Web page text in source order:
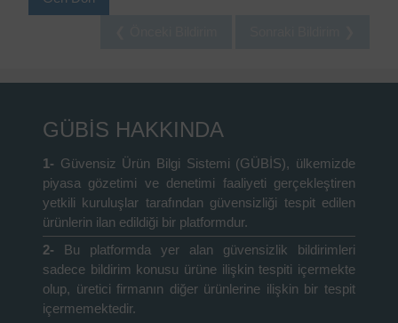
GÜBİS HAKKINDA
1- Güvensiz Ürün Bilgi Sistemi (GÜBİS), ülkemizde
piyasa gözetimi ve denetimi faaliyeti gerçekleştiren
yetkili kuruluşlar tarafından güvensizliği tespit edilen
ürünlerin ilan edildiği bir platformdur.
2-
Bu platformda yer alan güvensizlik bildirimleri
sadece bildirim konusu ürüne ilişkin tespiti içermekte
olup, üretici firmanın diğer ürünlerine ilişkin bir tespit
içermemektedir.